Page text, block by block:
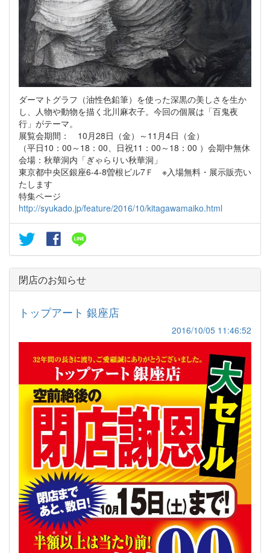
ダーマトグラフ（油性色鉛筆）を使った深黒の美しさを生か
し、人物や動物を描く北川麻衣子。今回の個展は「百鬼夜
行」がテーマ。
展覧会期間： 10月28日（金）～11月4日（金）
（平日10：00～18：00、日祝11：00～18：00 ）会期中無休
会場：秋華洞内「ぎゃらりい秋華洞」
東京都中央区銀座6-4-8曽根ビル7Ｆ ※入場無料・展示販売い
たします
特集ページ
http://syukado.jp/feature/2016/10/kitagawamaiko.html
閉店のお知らせ
トップアート 銀座店
2016/10/05 11:46:52